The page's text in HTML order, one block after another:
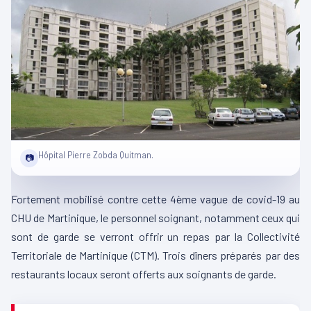
📷 Hôpital Pierre Zobda Quitman.
Fortement mobilisé contre cette 4ème vague de covid-19 au
CHU de Martinique, le personnel soignant, notamment ceux qui
sont de garde se verront offrir un repas par la Collectivité
Territoriale de Martinique (CTM). Trois dîners préparés par des
restaurants locaux seront offerts aux soignants de garde.